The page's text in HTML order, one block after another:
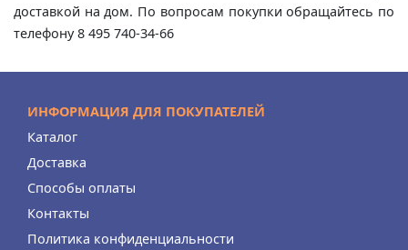
доставкой на дом. По вопросам покупки обращайтесь по
телефону 8 495 740-34-66
ИНФОРМАЦИЯ ДЛЯ ПОКУПАТЕЛЕЙ
Каталог
Доставка
Способы оплаты
Контакты
Политика конфиденциальности